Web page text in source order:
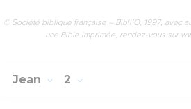
© Société biblique française – Bibli’O, 1997, avec
une Bible imprimée, rendez-vous sur
Jean 2